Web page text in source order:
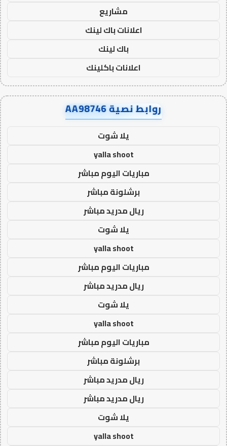
مشاريع
اعلانات باك لينك
باك لينك
اعلانات باكلينك
روابط نصية AA98746
يلا شوت
yalla shoot
مباريات اليوم مباشر
برشلونة مباشر
ريال مدريد مباشر
يلا شوت
yalla shoot
مباريات اليوم مباشر
ريال مدريد مباشر
يلا شوت
yalla shoot
مباريات اليوم مباشر
برشلونة مباشر
ريال مدريد مباشر
ريال مدريد مباشر
يلا شوت
yalla shoot